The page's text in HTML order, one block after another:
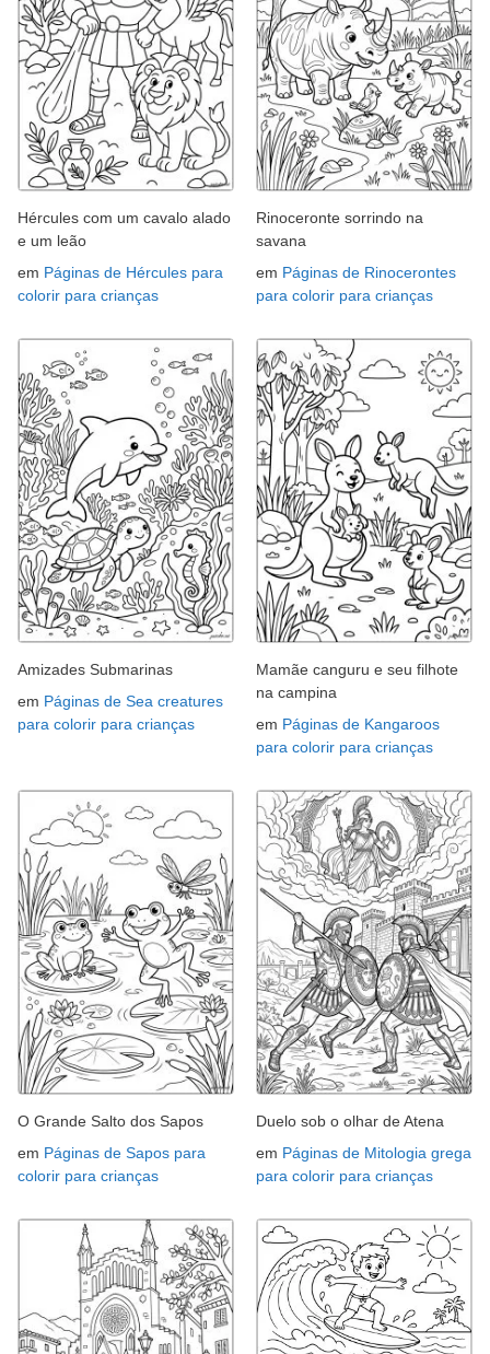
Hércules com um cavalo alado
e um leão
em Páginas de Hércules para
colorir para crianças
Rinoceronte sorrindo na
savana
em Páginas de Rinocerontes
para colorir para crianças
Amizades Submarinas
em Páginas de Sea creatures
para colorir para crianças
Mamãe canguru e seu filhote
na campina
em Páginas de Kangaroos
para colorir para crianças
O Grande Salto dos Sapos
em Páginas de Sapos para
colorir para crianças
Duelo sob o olhar de Atena
em Páginas de Mitologia grega
para colorir para crianças